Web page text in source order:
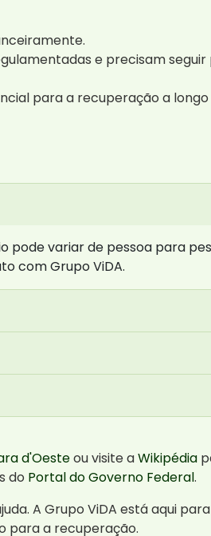
e precisam
para a recuperação a longo
pode variar de pessoa para
com Grupo ViDA.
d'Oesteou visite aWikipédia
do Portal do Governo Federal.
A Grupo ViDA está aqui
para a recuperação.